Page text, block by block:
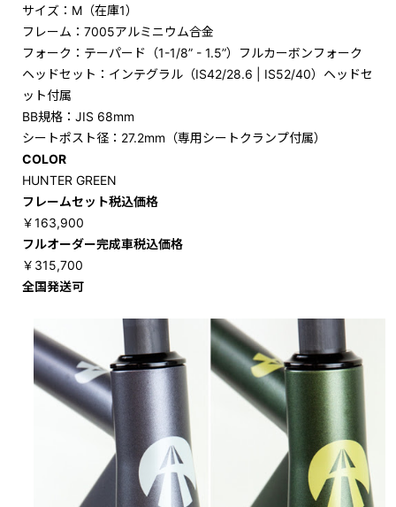
サイズ：M（在庫1）
フレーム：7005アルミニウム合金
フォーク：テーパード（1-1/8” - 1.5”）フルカーボンフォーク
ヘッドセット：インテグラル（IS42/28.6 | IS52/40）ヘッドセ
ット付属
BB規格：JIS 68mm
シートポスト径：27.2mm（専用シートクランプ付属）
COLOR
HUNTER GREEN
フレームセット税込価格
￥163,900
フルオーダー完成車税込価格
￥315,700
全国発送可